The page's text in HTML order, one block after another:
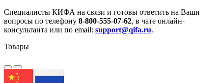
Специалисты КИФА на связи и готовы ответить на Ваши
вопросы по телефону 8-800-555-07-62, в чате онлайн-
консультанта или по email: support@qifa.ru.
Товары